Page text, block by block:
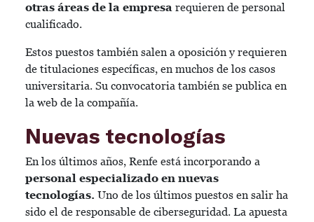
otras áreas de la empresa requieren de personal
cualificado.
Estos puestos también salen a oposición y requieren
de titulaciones específicas, en muchos de los casos
universitaria. Su convocatoria también se publica en
la web de la compañía.
Nuevas tecnologías
En los últimos años, Renfe está incorporando a
personal especializado en nuevas
tecnologías. Uno de los últimos puestos en salir ha
sido el de responsable de ciberseguridad. La apuesta